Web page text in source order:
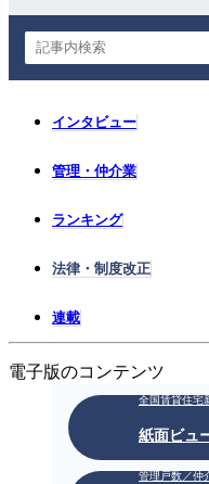
インタビュー
管理・仲介業
ランキング
法律・制度改正
連載
電子版のコンテンツ
全国賃貸住宅
紙面ビュ
管理戸数／仲